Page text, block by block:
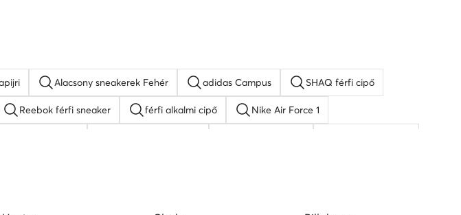
Alacsony sneakerek Fehér adidas Campus SHAQ férfi cipő
Reebok férfi sneaker férfi alkalmi cipő Nike Air Force 1